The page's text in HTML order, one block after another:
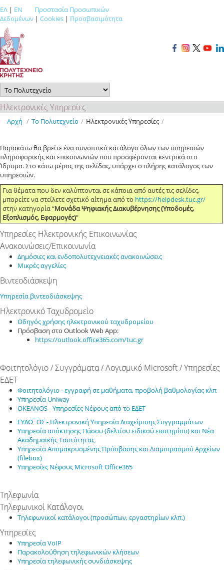
ΕΛ | EN
Προστασία Προσωπικών
Δεδομένων | Cookies | Προσβασιμότητα
Ηλεκτρονικές Υπηρεσίες
Αρχή / Το Πολυτεχνείο / Ηλεκτρονικές Υπηρεσίες /
Παρακάτω θα βρείτε ένα συνοπτικό κατάλογο όλων των υπηρεσιών
πληροφορικής και επικοινωνιών που προσφέρονται κεντρικά στο
Ίδρυμα. Στο κάτω μέρος της σελίδας, υπάρχει ο πλήρης κατάλογος των
υπηρεσιών.
Για θέματα που δεν καλύπτονται σε κάποια από αυτές τις σελίδες,
μπορείτε να στείλετε σχετικό αίτημα από το https://helpdesk.tuc.gr/
στην κατηγορία “Μονάδα Ψηφιακής Διακυβέρνησης (Υποδομές,
Εξοπλισμός, Εφαρμογές)”
Υπηρεσίες Ηλεκτρονικής Επικοινωνίας
Ανακοινώσεις/Επικοινωνία
Δημόσιες και ενδοπολυτεχνειακές ανακοινώσεις
Μικρές αγγελίες
Βιντεοδιάσκεψη
Υπηρεσία βιντεοδιάσκεψης
Ηλεκτρονικό Ταχυδρομείο
Οδηγός χρήσης ηλεκτρονικού ταχυδρομείου
Πρόσβαση στo Outlook Web App:
https://outlook.office365.com/tuc.gr
Φοιτητολόγιο / Συγγράματα / Λογισμικό Microsoft / Υπηρεσίες
ΕΔΕΤ
Φοιτητολόγιο - εγγραφή σε μαθήματα, προβολή βαθμολογίας κλπ
Υπηρεσία Uniway
OKEANOS - Υπηρεσίες Νέφους από το ΕΔΕΤ
ΕΥΔΟΞΟΣ - Ηλεκτρονική Υπηρεσία Διαχείρισης Συγγραμμάτων
Υπηρεσία απόκτησης Πάσου (δελτίου ειδικού εισιτηρίου) και Νέα
Ακαδημαϊκής Ταυτότητας
Υπηρεσία Απομακρυσμένης Πρόσβασης και Διαμοιρασμού Αρχείων
(filebox)
Υπηρεσίες Νέφους Microsoft Office365
Τηλεφωνία
Τηλεφωνικοί Κατάλογοι
Τηλεφωνικοί κατάλογοι (προσώπων, εργαστηρίων κλπ.)
Υπηρεσίες
Υπηρεσία VoIP
Παρακολούθηση τηλεφωνικών κλήσεων
Υπηρεσία τηλεφωνικής συνδιάσκεψης